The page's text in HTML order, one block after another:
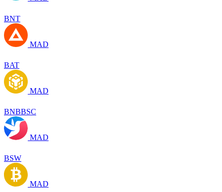
BNT
MAD
BAT
MAD
BNBBSC
MAD
BSW
MAD